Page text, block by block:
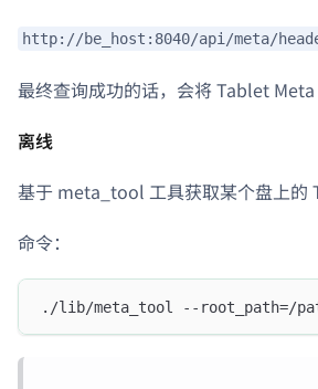
http://be_host:8040/api/meta/
最终查询成功的话，会将 Tablet Meta
离线
基于 meta_tool 工具获取某个盘上的
命令：
./lib/meta_tool --root_path=/